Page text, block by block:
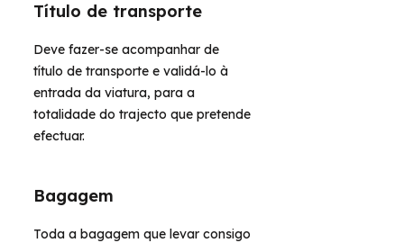
Título de transporte
Deve fazer-se acompanhar de
título de transporte e validá-lo à
entrada da viatura, para a
totalidade do trajecto que pretende
efectuar.
Bagagem
Toda a bagagem que levar consigo